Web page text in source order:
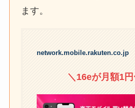
ます。
network.mobile.rakuten.co.jp
＼16eが月額1